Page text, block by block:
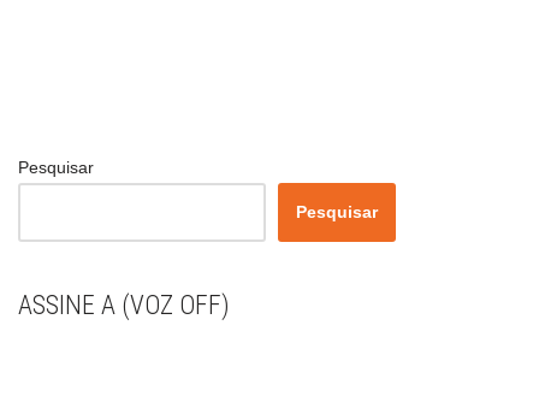
Pesquisar
Pesquisar
ASSINE A (VOZ OFF)